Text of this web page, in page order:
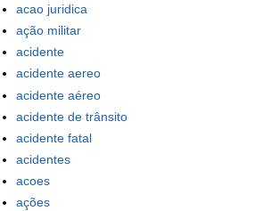
acao juridica
ação militar
acidente
acidente aereo
acidente aéreo
acidente de trânsito
acidente fatal
acidentes
acoes
ações